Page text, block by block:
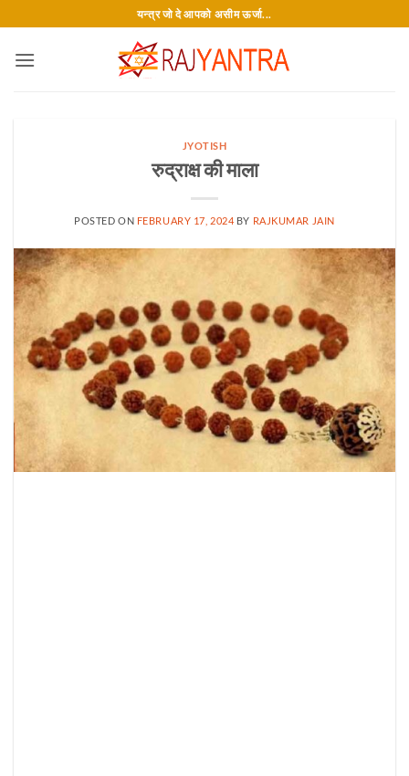
to
content
यन्त्र जो दे आपको असीम ऊर्जा...
JYOTISH
रुद्राक्ष की माला
POSTED ON FEBRUARY 17, 2024 BY RAJKUMAR JAIN